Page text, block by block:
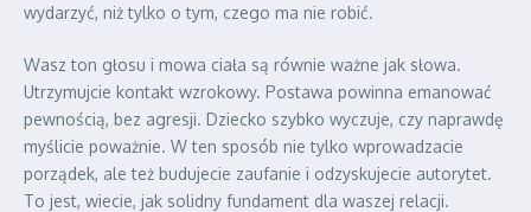
wydarzyć, niż tylko o tym, czego ma nie robić.
Wasz ton głosu i mowa ciała są równie ważne jak słowa.
Utrzymujcie kontakt wzrokowy. Postawa powinna emanować
pewnością, bez agresji. Dziecko szybko wyczuje, czy naprawdę
myślicie poważnie. W ten sposób nie tylko wprowadzacie
porządek, ale też budujecie zaufanie i odzyskujecie autorytet.
To jest, wiecie, jak solidny fundament dla waszej relacji.